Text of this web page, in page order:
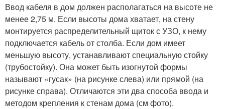
Ввод кабеля в дом должен располагаться на высоте не
менее 2,75 м. Если высоты дома хватает, на стену
монтируется распределительный щиток с УЗО, к нему
подключается кабель от столба. Если дом имеет
меньшую высоту, устанавливают специальную стойку
(трубостойку). Она может быть изогнутой формы
называют «гусак» (на рисунке слева) или прямой (на
рисунке справа). Отличаются эти два способа ввода и
методом крепления к стенам дома (см фото).